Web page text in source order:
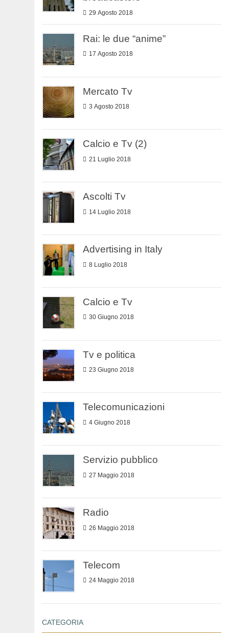
29 Agosto 2018
Rai: le due “anime”
17 Agosto 2018
Mercato Tv
3 Agosto 2018
Calcio e Tv (2)
21 Luglio 2018
Ascolti Tv
14 Luglio 2018
Advertising in Italy
8 Luglio 2018
Calcio e Tv
30 Giugno 2018
Tv e politica
23 Giugno 2018
Telecomunicazioni
4 Giugno 2018
Servizio pubblico
27 Maggio 2018
Radio
26 Maggio 2018
Telecom
24 Maggio 2018
CATEGORIA